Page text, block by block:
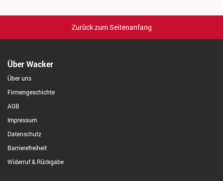
Zurück zum Seitenanfang
Über Wacker
Über uns
Firmengeschichte
AGB
Impressum
Datenschutz
Barrierefreiheit
Widerruf & Rückgabe